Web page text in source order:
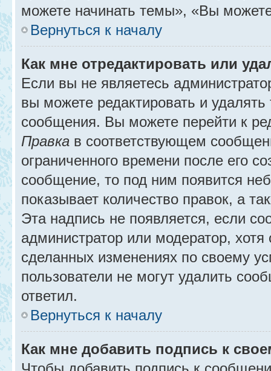
можете начинать темы», «Вы
Вернуться к началу
Как мне отредактировать или
Если вы не являетесь
вы можете редактировать и
сообщения. Вы можете перейти к
Правка в соответствующем
ограниченного времени после его
сообщение, то под ним появится
показывает количество правок, а
Эта надпись не появляется, если
администратор или модератор,
сделанных изменениях по своему
пользователи не могут удалить
ответил.
Вернуться к началу
Как мне добавить подпись к